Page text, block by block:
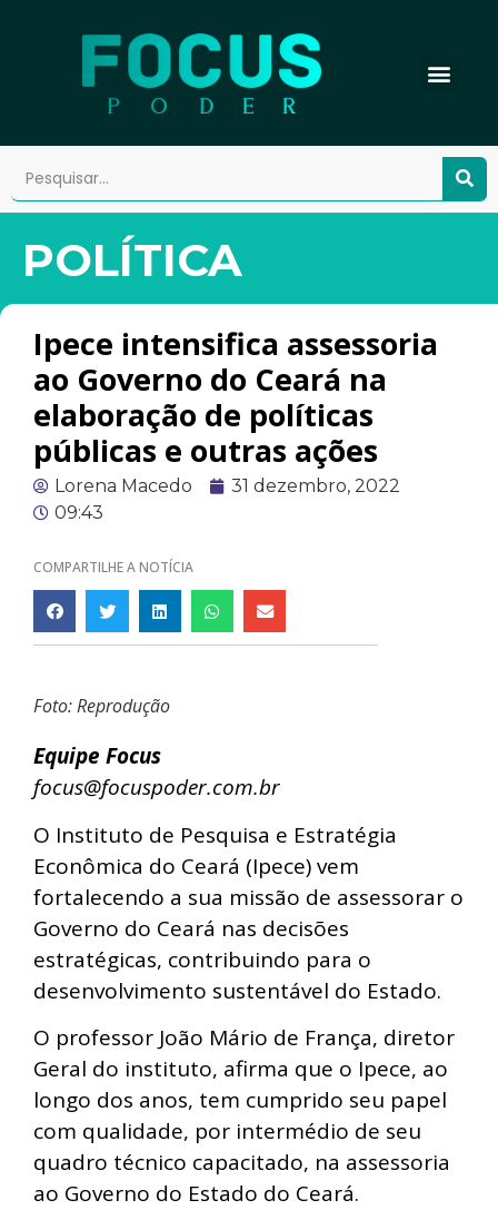
POLÍTICA
Ipece intensifica assessoria
ao Governo do Ceará na
elaboração de políticas
públicas e outras ações
Lorena Macedo
31 dezembro, 2022
09:43
COMPARTILHE A NOTÍCIA
Foto: Reprodução
Equipe Focus
focus@focuspoder.com.br
O Instituto de Pesquisa e Estratégia
Econômica do Ceará (Ipece) vem
fortalecendo a sua missão de assessorar o
Governo do Ceará nas decisões
estratégicas, contribuindo para o
desenvolvimento sustentável do Estado.
O professor João Mário de França, diretor
Geral do instituto, afirma que o Ipece, ao
longo dos anos, tem cumprido seu papel
com qualidade, por intermédio de seu
quadro técnico capacitado, na assessoria
ao Governo do Estado do Ceará.